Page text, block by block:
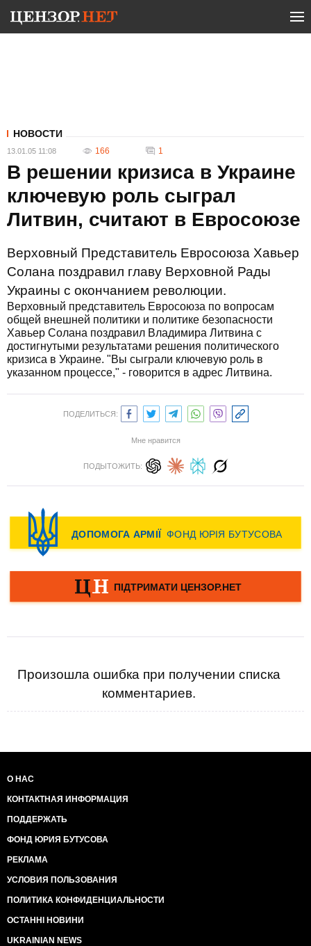
НОВОСТИ
13.01.05 11:08 166 1
В решении кризиса в Украине
ключевую роль сыграл
Литвин, считают в Евросоюзе
Верховный Представитель Евросоюза Хавьер
Солана поздравил главу Верховной Рады
Украины с окончанием революции.
Верховный представитель Евросоюза по вопросам
общей внешней политики и политике безопасности
Хавьер Солана поздравил Владимира Литвина с
достигнутыми результатами решения политического
кризиса в Украине. "Вы сыграли ключевую роль в
указанном процессе," - говорится в адрес Литвина.
ПОДЕЛИТЬСЯ:
Мне нравится
ПОДЫТОЖИТЬ:
Произошла ошибка при получении списка
комментариев.
О НАС
КОНТАКТНАЯ ИНФОРМАЦИЯ
ПОДДЕРЖАТЬ
ФОНД ЮРИЯ БУТУСОВА
РЕКЛАМА
УСЛОВИЯ ПОЛЬЗОВАНИЯ
ПОЛИТИКА КОНФИДЕНЦИАЛЬНОСТИ
ОСТАННІ НОВИНИ
UKRAINIAN NEWS